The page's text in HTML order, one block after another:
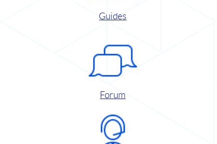
Guides
Forum